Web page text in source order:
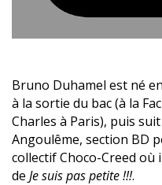
Bruno Duhamel est né
à la sortie du bac (à la
Charles à Paris), puis
Angoulême, section BD
collectif Choco-Creed
de Je suis pas petite !!!.